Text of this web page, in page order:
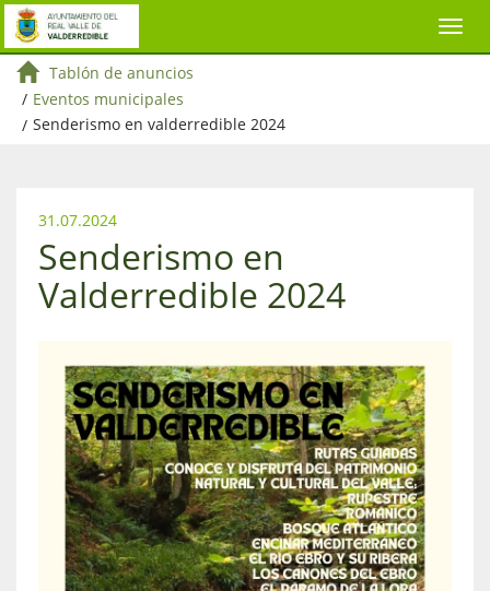
Tablón de anuncios
/ Eventos municipales
/ Senderismo en valderredible 2024
31.07.2024
Senderismo en
Valderredible 2024